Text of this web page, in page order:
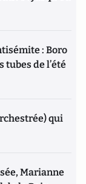
: Boro
tubes de l’été
qui
Marianne